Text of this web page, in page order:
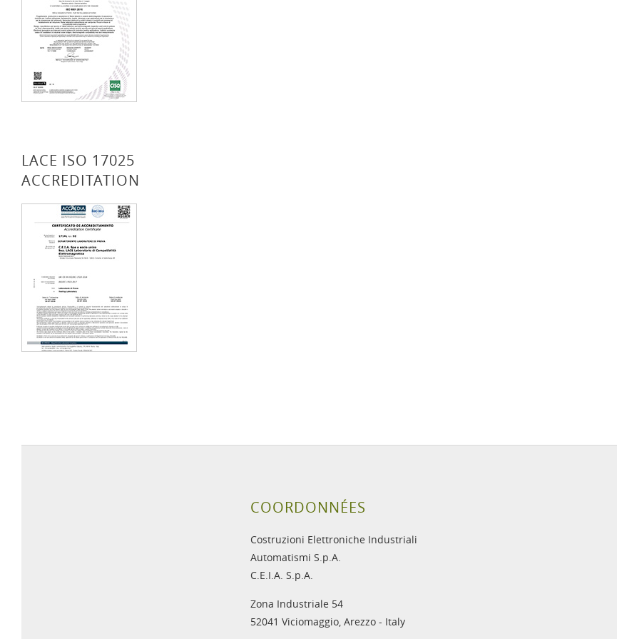
LACE ISO 17025
ACCREDITATION
COORDONNÉES
Costruzioni Elettroniche Industriali
Automatismi S.p.A.
C.E.I.A. S.p.A.
Zona Industriale 54
52041 Viciomaggio, Arezzo - Italy